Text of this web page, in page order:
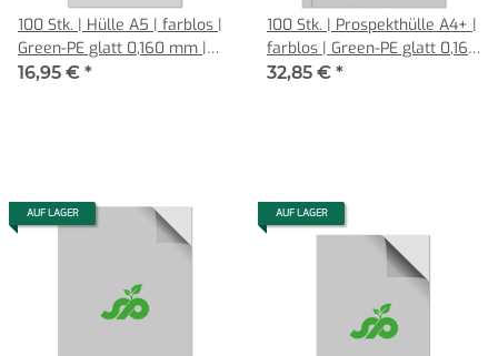
100 Stk. | Hülle A5 | farblos |
Green-PE glatt 0,160 mm |
REIF Hamburg
16,95 € *
100 Stk. | Prospekthülle A4+ |
farblos | Green-PE glatt 0,160
mm | REIF Hamburg
32,85 € *
AUF LAGER AUF LAGER